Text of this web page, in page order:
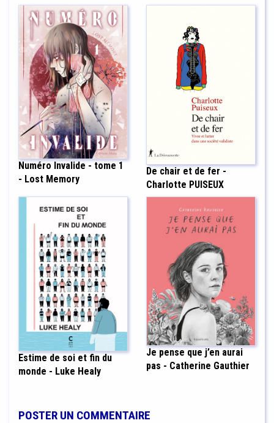
Numéro Invalide - tome 1
- Lost Memory
De chair et de fer -
Charlotte PUISEUX
Estime de soi et fin du
monde - Luke Healy
Je pense que j’en aurai
pas - Catherine Gauthier
POSTER UN COMMENTAIRE